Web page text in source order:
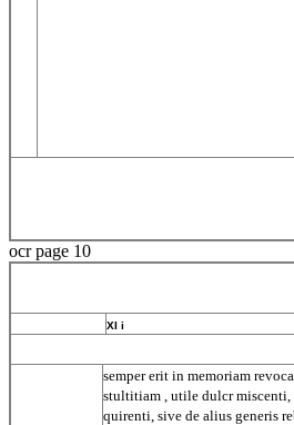
ocr page 10
XI i
semper erit in memoriam
stultitiam , utile dulcr miscenti,
quirenti, sive de alius generis